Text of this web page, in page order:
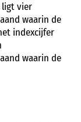
ligt vier
waarin de
indexcijfer
waarin de